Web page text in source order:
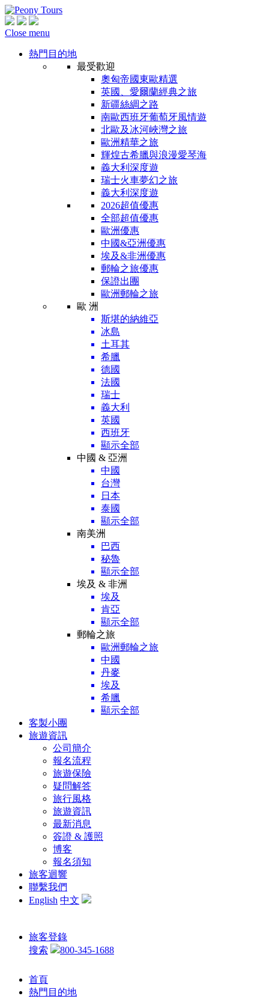
Close menu
熱門目的地
最受歡迎
奧匈帝國東歐精選
英國、愛爾蘭經典之旅
新疆絲綢之路
南歐西班牙葡萄牙風情遊
北歐及冰河峽灣之旅
歐洲精華之旅
輝煌古希臘與浪漫愛琴海
義大利深度遊
瑞士火車夢幻之旅
義大利深度遊
2026超值優惠
全部超值優惠
歐洲優惠
中國&亞洲優惠
埃及&非洲優惠
郵輪之旅優惠
保證出團
歐洲郵輪之旅
歐 洲
斯堪的納維亞
冰島
土耳其
希臘
德國
法國
瑞士
義大利
英國
西班牙
顯示全部
中國 & 亞洲
中國
台灣
日本
泰國
顯示全部
南美洲
巴西
秘魯
顯示全部
埃及 & 非洲
埃及
肯亞
顯示全部
郵輪之旅
歐洲郵輪之旅
中國
丹麥
埃及
希臘
顯示全部
客製小團
旅遊資訊
公司簡介
報名流程
旅遊保險
疑問解答
旅行風格
旅遊資訊
最新消息
簽證 & 護照
博客
報名須知
旅客迴響
聯繫我們
English 中文
旅客登錄
搜索
800-345-1688
首頁
熱門目的地